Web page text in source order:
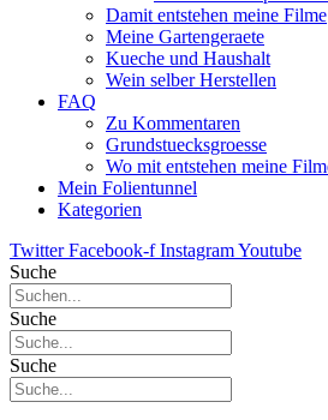
Damit entstehen meine Filme
Meine Gartengeraete
Kueche und Haushalt
Wein selber Herstellen
FAQ
Zu Kommentaren
Grundstuecksgroesse
Wo mit entstehen meine
Mein Folientunnel
Kategorien
Twitter Facebook-f InstagramYoutube
Suche
Suche
Suche